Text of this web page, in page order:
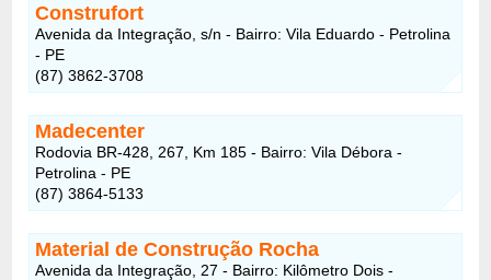
Construfort
Avenida da Integração, s/n - Bairro: Vila Eduardo - Petrolina
- PE
(87) 3862-3708
Madecenter
Rodovia BR-428, 267, Km 185 - Bairro: Vila Débora -
Petrolina - PE
(87) 3864-5133
Material de Construção Rocha
Avenida da Integração, 27 - Bairro: Kilômetro Dois -